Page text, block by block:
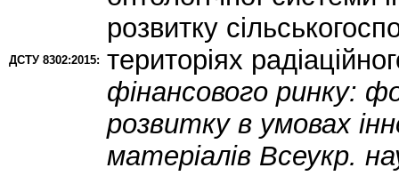
ДСТУ 8302:2015:
розвитку
територіях
фінансового ринку:
розвитку в умовах
матеріалів Всеукр.